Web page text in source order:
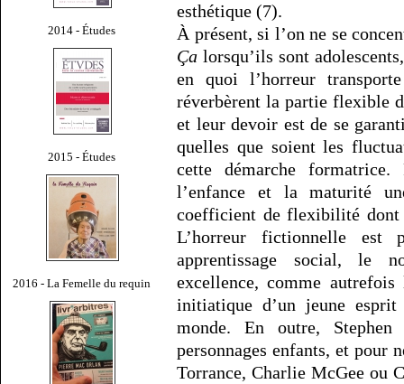
2014 - Études
2015 - Études
2016 - La Femelle du requin
esthétique (7).
À présent, si l’on ne se
Ça lorsqu’ils sont
en quoi l’horreur
réverbèrent la partie flexible
et leur devoir est de se
quelles que soient les
cette démarche
l’enfance et la maturité
coefficient de flexibilité dont
L’horreur fictionnelle
apprentissage social, le
excellence, comme
initiatique d’un jeune
monde. En outre,
personnages enfants, et pour
Torrance, Charlie McGee ou